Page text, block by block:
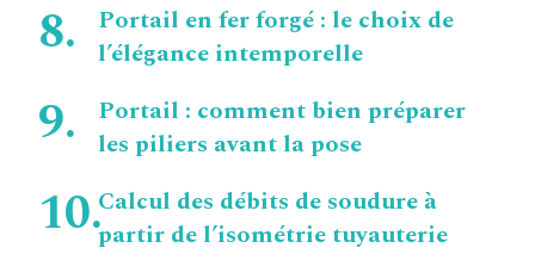
Portail en fer forgé : le choix de
l’élégance intemporelle
Portail : comment bien préparer
les piliers avant la pose
Calcul des débits de soudure à
partir de l’isométrie tuyauterie